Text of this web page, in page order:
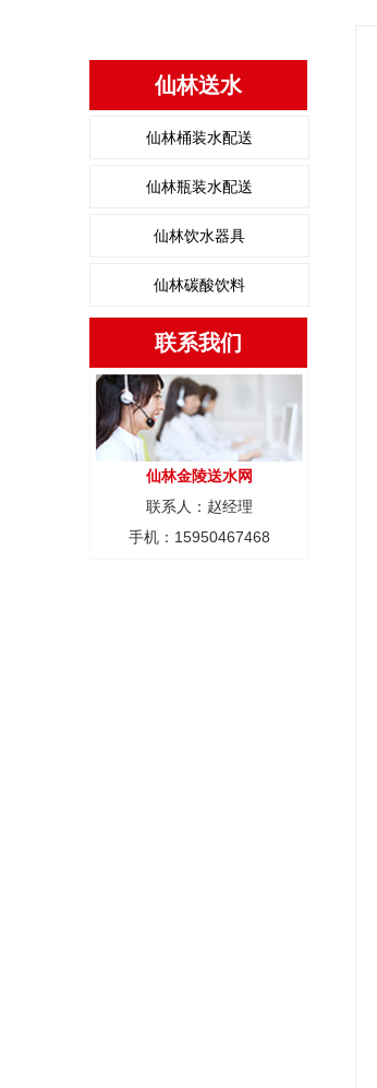
仙林送水
仙林桶装水配送
仙林瓶装水配送
仙林饮水器具
仙林碳酸饮料
联系我们
仙林金陵送水网
联系人：赵经理
手机：15950467468